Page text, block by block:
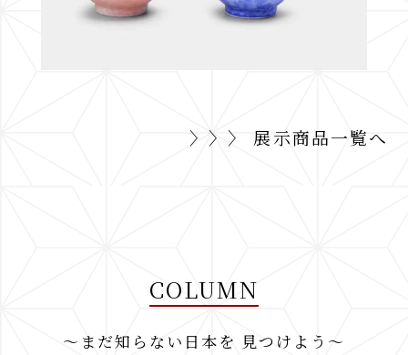
〉〉〉 展示商品一覧へ
COLUMN
～まだ知らない日本を 見つけよう～